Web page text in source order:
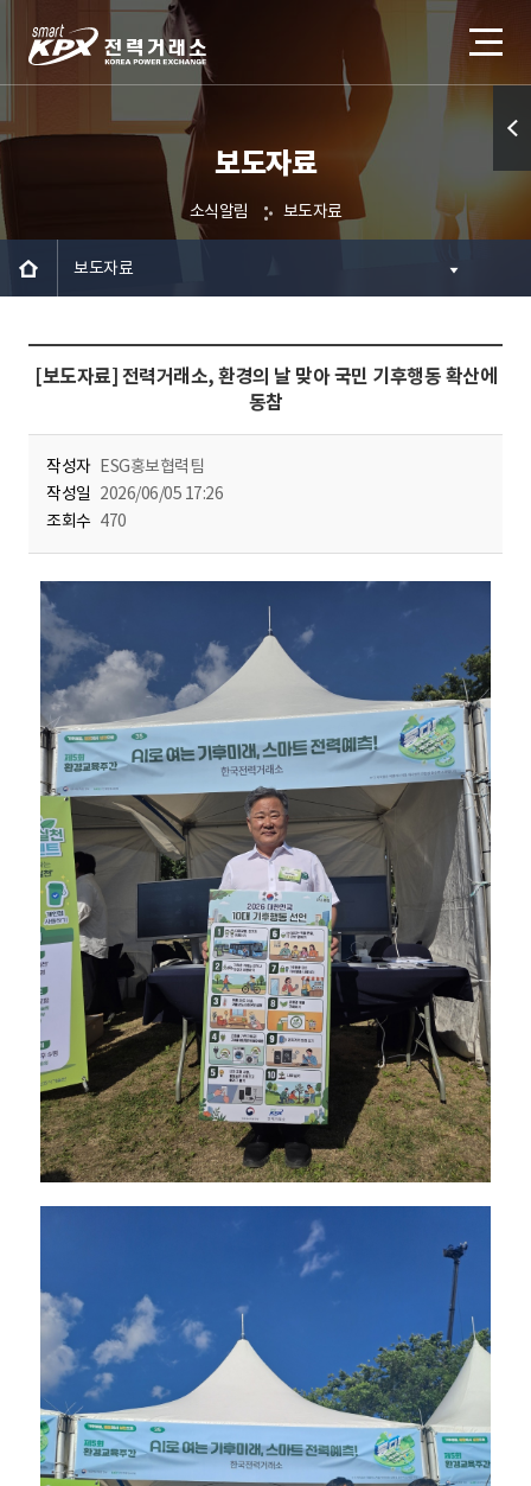
보도자료
소식알림 보도자료
보도자료
[보도자료] 전력거래소, 환경의 날 맞아 국민 기후행동 확산에
동참
작성자 ESG홍보협력팀
작성일 2026/06/05 17:26
조회수 470